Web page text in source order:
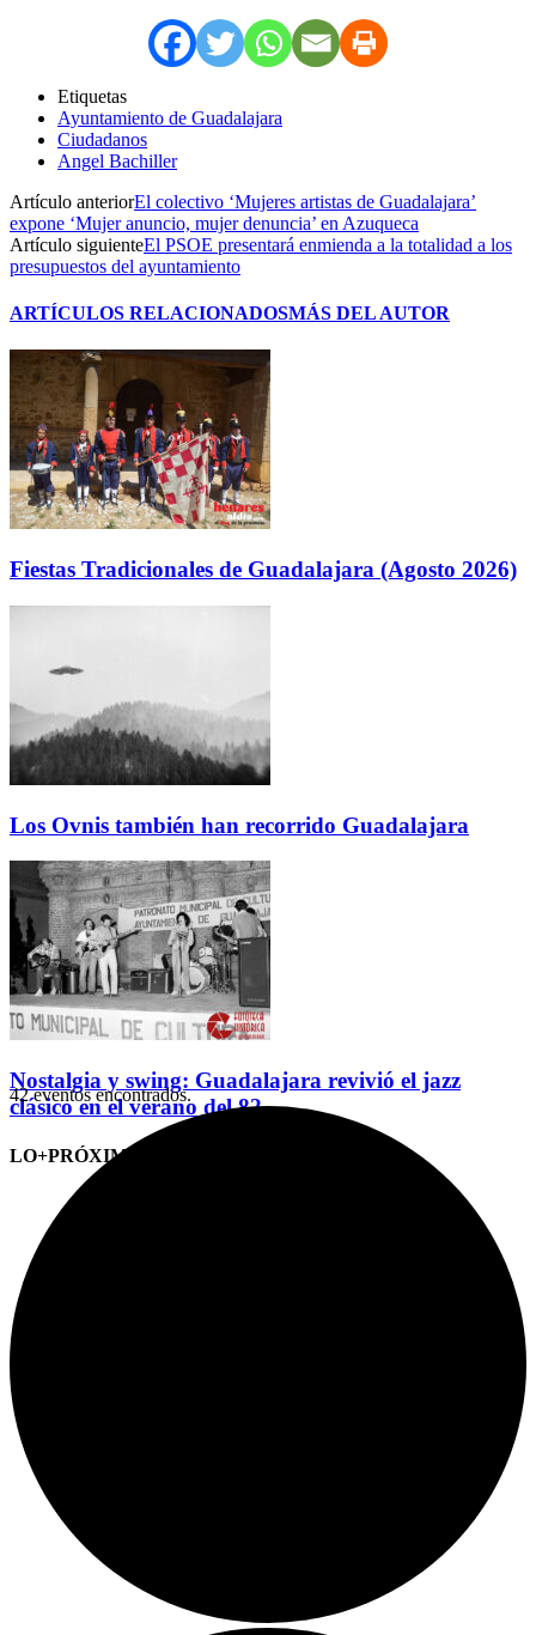
Etiquetas
Ayuntamiento de Guadalajara
Ciudadanos
Angel Bachiller
Artículo anteriorEl colectivo ‘Mujeres artistas de Guadalajara’
expone ‘Mujer anuncio, mujer denuncia’ en Azuqueca
Artículo siguienteEl PSOE presentará enmienda a la totalidad a los
presupuestos del ayuntamiento
ARTÍCULOS RELACIONADOSMÁS DEL AUTOR
Fiestas Tradicionales de Guadalajara (Agosto 2026)
Los Ovnis también han recorrido Guadalajara
Nostalgia y swing: Guadalajara revivió el jazz
clásico en el verano del 82
LO+PRÓXIMO (CITAS)
42 eventos encontrados.